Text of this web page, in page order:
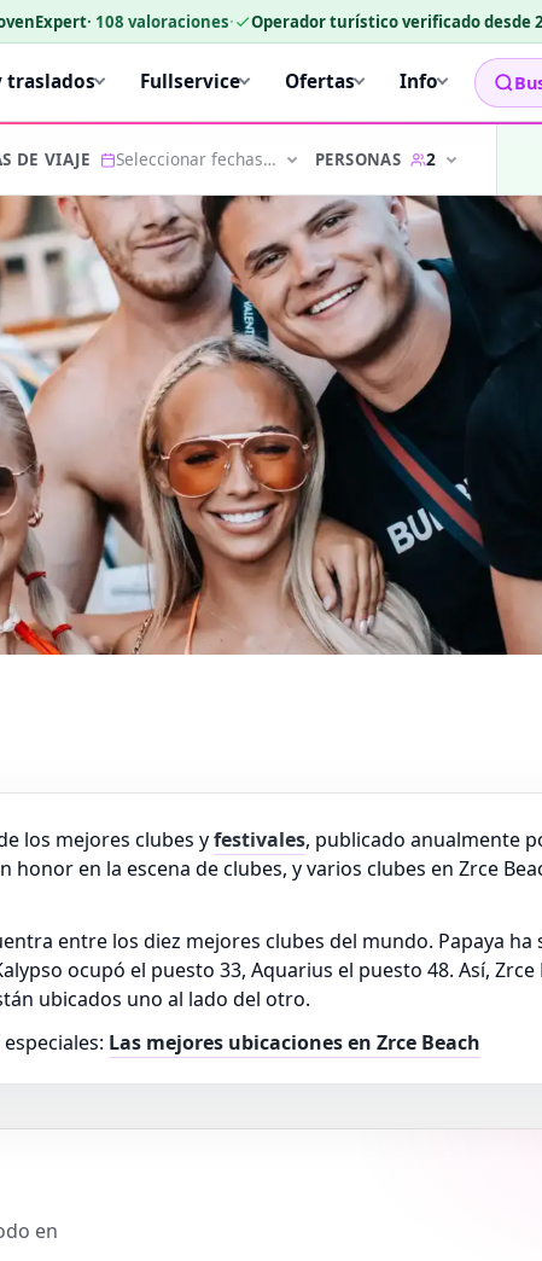
· 108 valoraciones· Operador turístico verificado desde
traslados Fullservice Ofertas Info
DE VIAJE Seleccionar fechas… PERSONAS 2
los mejores clubes yfestivales, publicado anualmente
en la escena de clubes, y varios clubes en Zrce
entre los diez mejores clubes del mundo. Papaya
ocupó el puesto 33, Aquarius el puesto 48. Así, Zrce
ubicados uno al lado del otro.
Las mejores ubicaciones en Zrce Beach
en